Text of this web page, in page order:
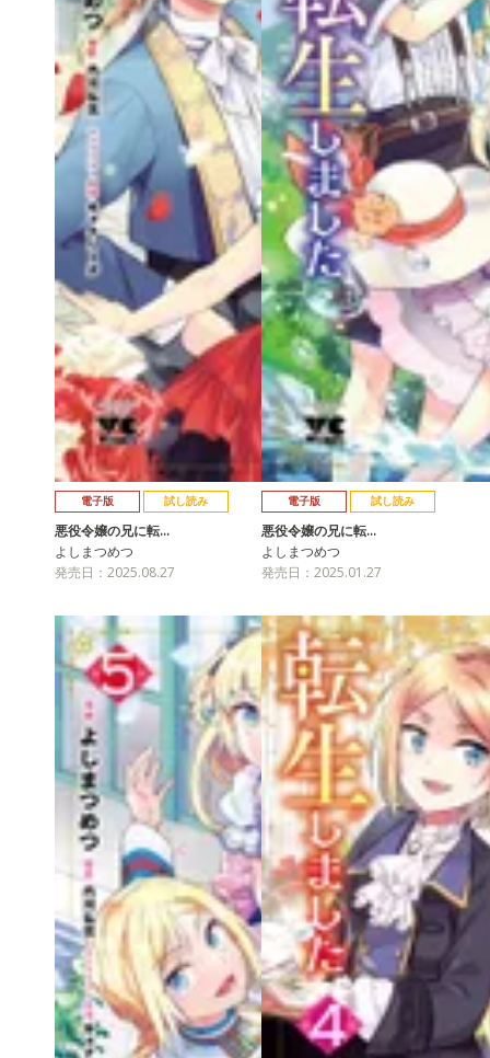
電子版 試し読み
悪役令嬢の兄に転…
よしまつめつ
発売日：2025.08.27
電子版 試し読み
悪役令嬢の兄に転…
よしまつめつ
発売日：2025.01.27